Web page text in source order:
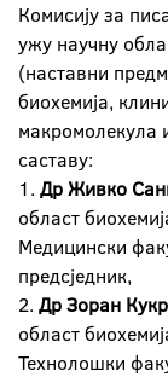
Комисију за
ужу научну
(наставни
биохемија,
макромолекула
саставу:
1. Др Живко
област
Медицински
предсједник,
2. Др Зоран
област
Технолошки